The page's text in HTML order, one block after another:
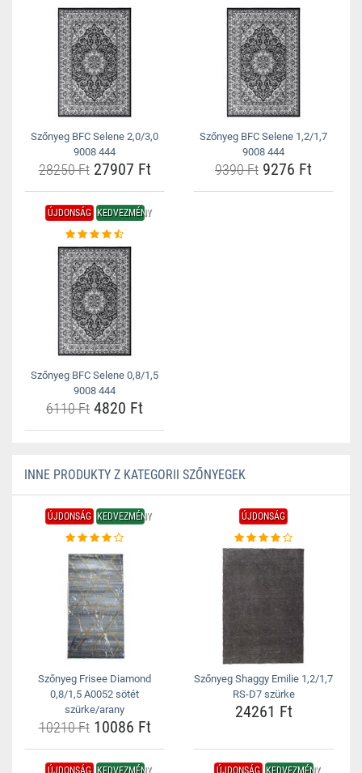
Szőnyeg BFC Selene 2,0/3,0
9008 444
28250 Ft27907 Ft
Szőnyeg BFC Selene 1,2/1,7
9008 444
9390 Ft 9276 Ft
ÚJDONSÁG KEDVEZMÉNY
Szőnyeg BFC Selene 0,8/1,5
9008 444
6110 Ft 4820 Ft
INNE PRODUKTY Z KATEGORII SZŐNYEGEK
ÚJDONSÁG KEDVEZMÉNY
Szőnyeg Frisee Diamond
0,8/1,5 A0052 sötét
szürke/arany
10210 Ft10086 Ft
ÚJDONSÁG
Szőnyeg Shaggy Emilie 1,2/1,7
RS-D7 szürke
24261 Ft
ÚJDONSÁG KEDVEZMÉNY ÚJDONSÁG KEDVEZMÉNY